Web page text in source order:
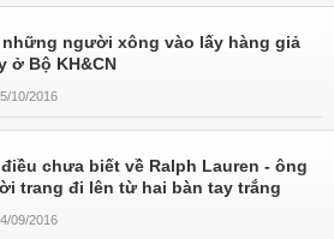
những người xông vào lấy hàng giả
ở Bộ KH&CN
10/2016
chưa biết về Ralph Lauren - ông
trang đi lên từ hai bàn tay trắng
09/2016